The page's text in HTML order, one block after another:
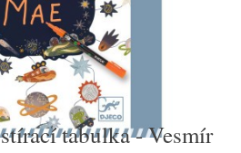
tabulka - Vesmír